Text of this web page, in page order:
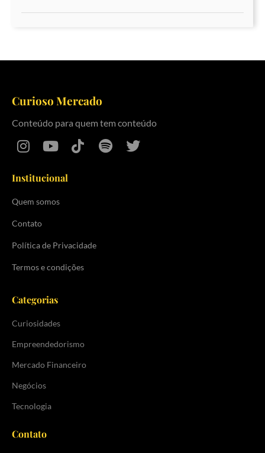
Curioso Mercado
Conteúdo para quem tem conteúdo
Institucional
Quem somos
Contato
Política de Privacidade
Termos e condições
Categorias
Curiosidades
Empreendedorismo
Mercado Financeiro
Negócios
Tecnologia
Contato